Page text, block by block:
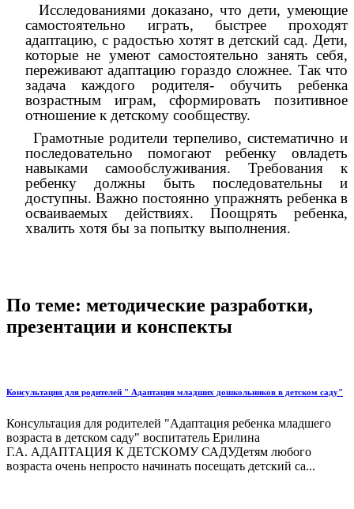
Исследованиями доказано, что дети, умеющие
самостоятельно играть, быстрее проходят
адаптацию, с радостью хотят в детский сад. Дети,
которые не умеют самостоятельно занять себя,
переживают адаптацию гораздо сложнее. Так что
задача каждого родителя- обучить ребенка
возрастным играм, сформировать позитивное
отношение к детскому сообществу.
Грамотные родители терпеливо, систематично и
последовательно помогают ребенку овладеть
навыками самообслуживания. Требования к
ребенку должны быть последовательны и
доступны. Важно постоянно упражнять ребенка в
осваиваемых действиях. Поощрять ребенка,
хвалить хотя бы за попытку выполнения.
По теме: методические разработки,
презентации и конспекты
Консультация для родителей " Адаптация младших дошкольников в детском саду"
Консультация для родителей "Адаптация ребенка младшего
возраста в детском саду" воспитатель Ерилина
Г.А. АДАПТАЦИЯ К ДЕТСКОМУ САДУДетям любого
возраста очень непросто начинать посещать детский са...